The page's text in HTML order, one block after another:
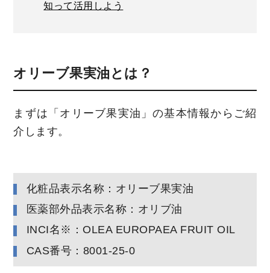
知って活用しよう
オリーブ果実油とは？
まずは「オリーブ果実油」の基本情報からご紹
介します。
化粧品表示名称：オリーブ果実油
医薬部外品表示名称：オリブ油
INCI名※：OLEA EUROPAEA FRUIT OIL
CAS番号：8001-25-0